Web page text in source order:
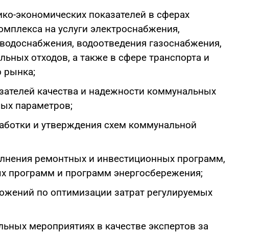
экономических показателей в сферах
на услуги электроснабжения,
водоотведения газоснабжения,
отходов, а также в сфере транспорта и
рынка;
качества и надежности коммунальных
параметров;
и утверждения схем коммунальной
ремонтных и инвестиционных программ,
программ и программ энергосбережения;
по оптимизации затрат регулируемых
мероприятиях в качестве экспертов за